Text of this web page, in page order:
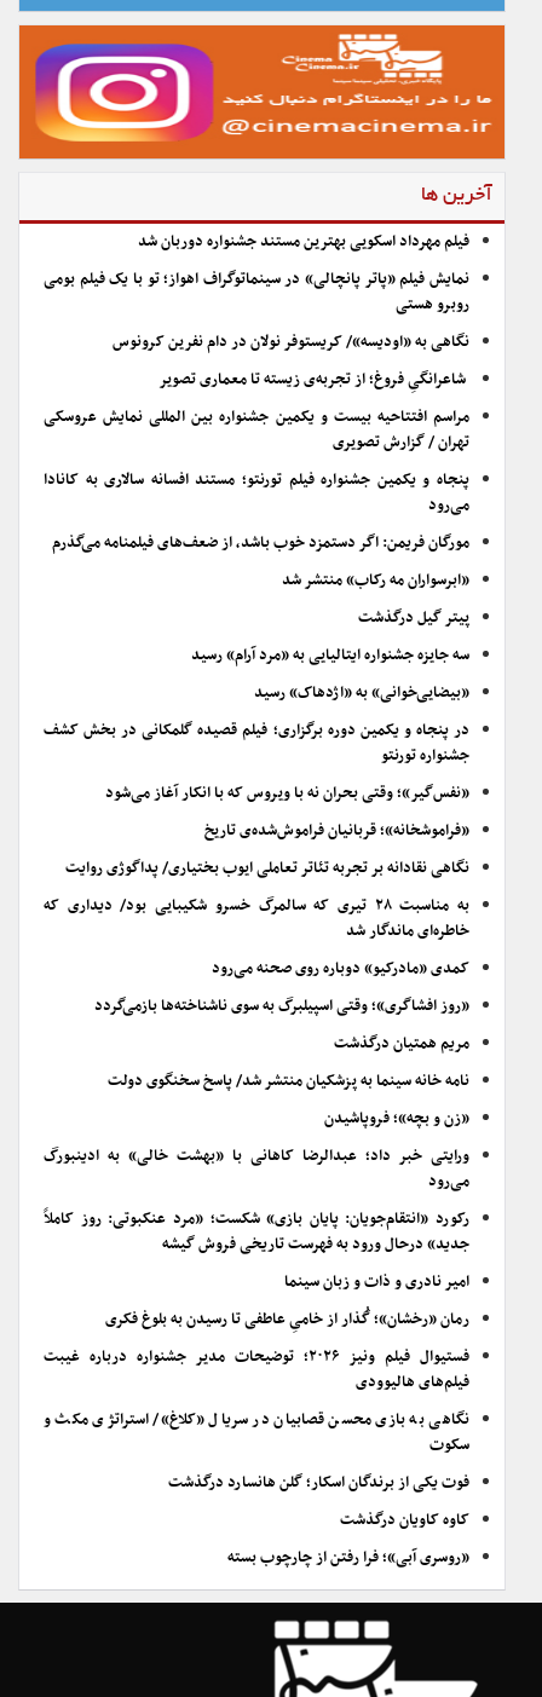
آخرین ها
فیلم مهرداد اسکویی بهترین مستند جشنواره دوربان شد
نمایش فیلم «پاتر پانچالی» در سینماتوگراف اهواز؛ تو با یک فیلم بومی
روبرو هستی
نگاهی به «اودیسه»/ کریستوفر نولان در دام نفرین کرونوس
شاعرانگیِ فروغ؛ از تجربه‌ی زیسته تا معماری تصویر
مراسم افتتاحیه بیست و یکمین جشنواره بین المللی نمایش عروسکی
تهران / گزارش تصویری
پنجاه و یکمین جشنواره فیلم تورنتو؛ مستند افسانه سالاری به کانادا
می‌رود
مورگان فریمن: اگر دستمزد خوب باشد، از ضعف‌های فیلمنامه می‌گذرم
«ابرسواران مه رکاب» منتشر شد
پیتر گیل درگذشت
سه جایزه جشنواره ایتالیایی به «مرد آرام» رسید
«بیضایی‌خوانی» به «اژدهاک» رسید
در پنجاه و یکمین دوره برگزاری؛ فیلم قصیده گلمکانی در بخش کشف
جشنواره تورنتو
«نفس‌گیر»؛ وقتی بحران نه با ویروس که با انکار آغاز می‌شود
«فراموشخانه»؛ قربانیان فراموش‌شده‌ی تاریخ
نگاهی نقادانه بر تجربه تئاتر تعاملی ایوب بختیاری/ پداگوژی روایت
به مناسبت ۲۸ تیری که سالمرگ خسرو شکیبایی بود/ دیداری که
خاطره‌ای ماندگار شد
کمدی «مادرکیو» دوباره روی صحنه می‌رود
«روز افشاگری»؛ وقتی اسپیلبرگ به سوی ناشناخته‌ها بازمی‌گردد
مریم همتیان درگذشت
نامه خانه سینما به پزشکیان منتشر شد/ پاسخ سخنگوی دولت
«زن و بچه»؛ فروپاشیدن
ورایتی خبر داد؛ عبدالرضا کاهانی با «بهشت خالی» به ادینبورگ
می‌رود
رکورد «انتقام‌جویان: پایان بازی» شکست؛ «مرد عنکبوتی: روز کاملاً
جدید» درحال ورود به فهرست تاریخی فروش گیشه
امیر نادری و ذات و زبان سینما
رمان «رخشان»؛ گُذار از خامیِ عاطفی تا رسیدن به بلوغ فکری
فستیوال فیلم ونیز ۲۰۲۶؛ توضیحات مدیر جشنواره درباره غیبت
فیلم‌های هالیوودی
نگاهی به بازی محسن قصابیان در سریال «کلاغ»/ استراتژی مکث و
سکوت
فوت یکی از برندگان اسکار؛ گلن هانسارد درگذشت
کاوه کاویان درگذشت
«روسری آبی»؛ فرا رفتن از چارچوب بسته